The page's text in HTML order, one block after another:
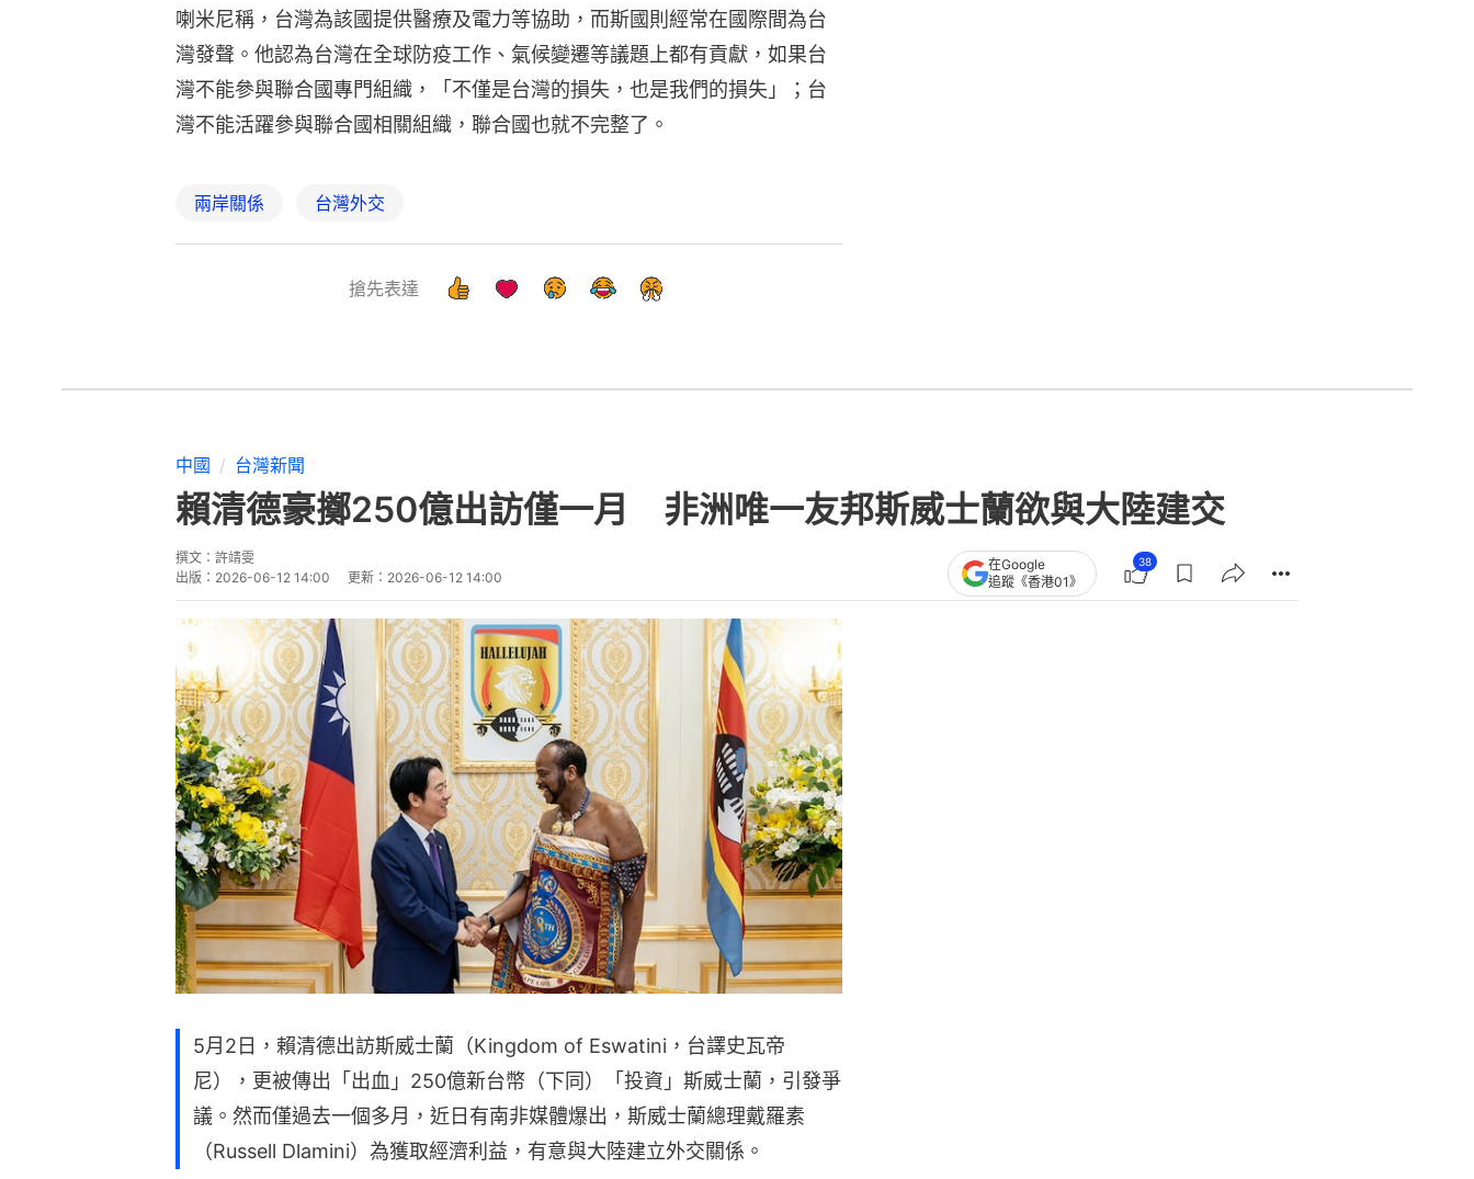
喇米尼稱，台灣為該國提供醫療及電力等協助，而斯國則經常在國際間為台
灣發聲。他認為台灣在全球防疫工作、氣候變遷等議題上都有貢獻，如果台
灣不能參與聯合國專門組織，「不僅是台灣的損失，也是我們的損失」；台
灣不能活躍參與聯合國相關組織，聯合國也就不完整了。
兩岸關係 台灣外交
搶先表達
中國 台灣新聞
賴清德豪擲250億出訪僅一月 非洲唯一友邦斯威士蘭欲與大陸建交
撰文： 許靖雯
出版： 2026-06-12 14:00 更新： 2026-06-12 14:00
在Google
追蹤《香港01》
38
5月2日，賴清德出訪斯威士蘭（Kingdom of Eswatini，台譯史瓦帝
尼），更被傳出「出血」250億新台幣（下同）「投資」斯威士蘭，引發爭
議。然而僅過去一個多月，近日有南非媒體爆出，斯威士蘭總理戴羅素
（Russell Dlamini）為獲取經濟利益，有意與大陸建立外交關係。